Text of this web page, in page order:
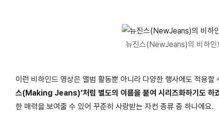
뉴진스(NewJeans)의 비하인
이런 비하인드 영상은 앨범 활동뿐 아니라 다양한 행사에도 적용할
스(Making Jeans)’처럼 별도의 이름을 붙여 시리즈화하기도 하
한 매력을 보여줄 수 있어 꾸준히 사랑받는 자컨 종류 중 하나에요.